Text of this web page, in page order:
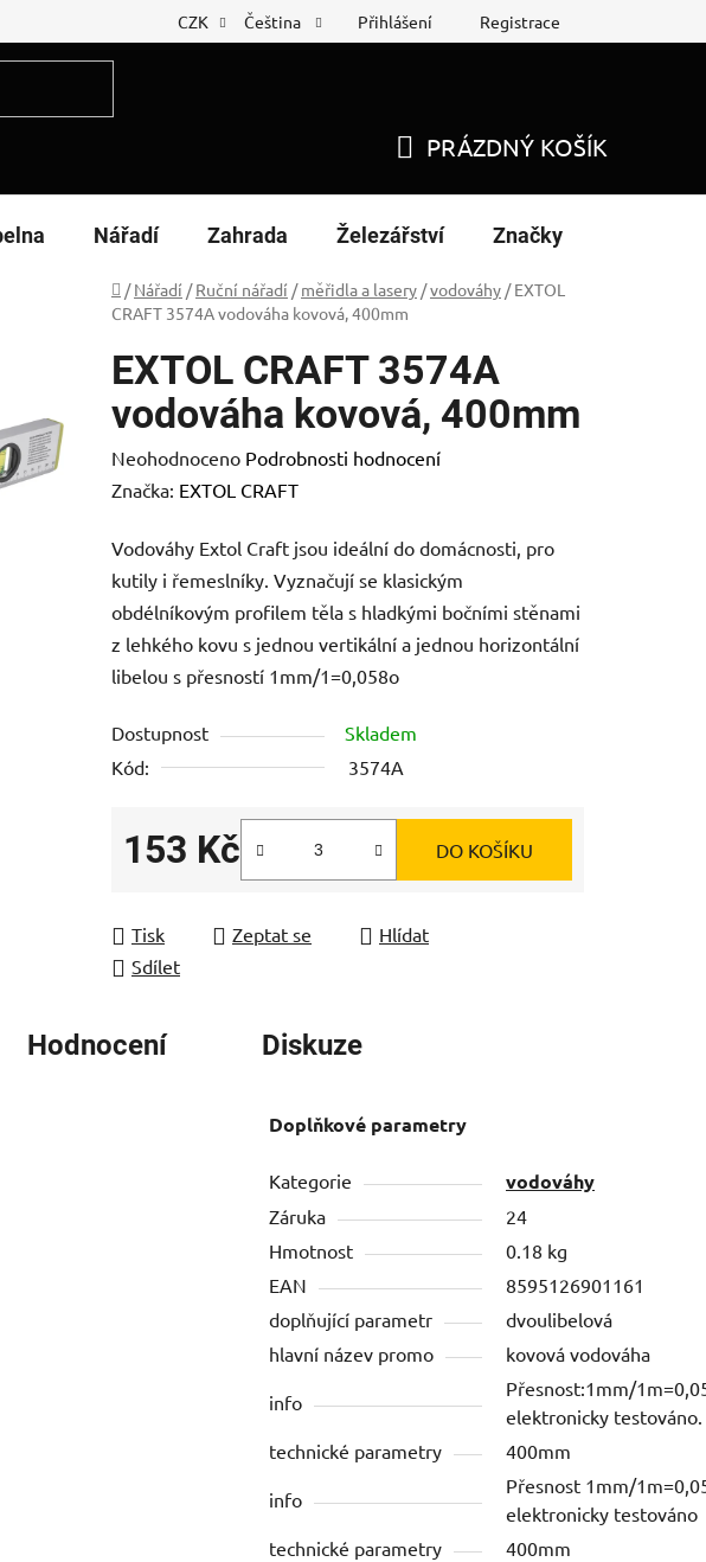
Reklamační list Nákup na splátky
CZK Čeština Přihlášení Registrace
KOŠÍK
PRÁZDNÝ KOŠÍK
Nářadí Zahrada Železářství Značky
Domů
/ Nářadí / Ruční nářadí / měřidla a lasery /vodováhy / EXTOL
CRAFT 3574A vodováha kovová, 400mm
EXTOL CRAFT 3574A
vodováha kovová, 400mm
Průměrné
hodnocení
je
0,0
z
5
hvězdiček.
Neohodnoceno Podrobnosti hodnocení
Značka: EXTOL CRAFT
Vodováhy Extol Craft jsou ideální do domácnosti, pro
kutily i řemeslníky. Vyznačují se klasickým
obdélníkovým profilem těla s hladkými bočními stěnami
z lehkého kovu s jednou vertikální a jednou horizontální
libelou s přesností 1mm/1=0,058o
Dostupnost
Skladem
Kód:
3574A
153 Kč DO KOŠÍKU
Tisk Zeptat se
Hlídat
Sdílet
Hodnocení Diskuze
Doplňkové parametry
Kategorie vodováhy
Záruka
24
Hmotnost
0.18 kg
EAN
8595126901161
doplňující parametr
dvoulibelová
hlavní název promo
kovová vodováha
info
Přesnost:1mm/
elektronicky testováno.
technické parametry
400mm
info
Přesnost 1mm/
elektronicky testováno
technické parametry
400mm